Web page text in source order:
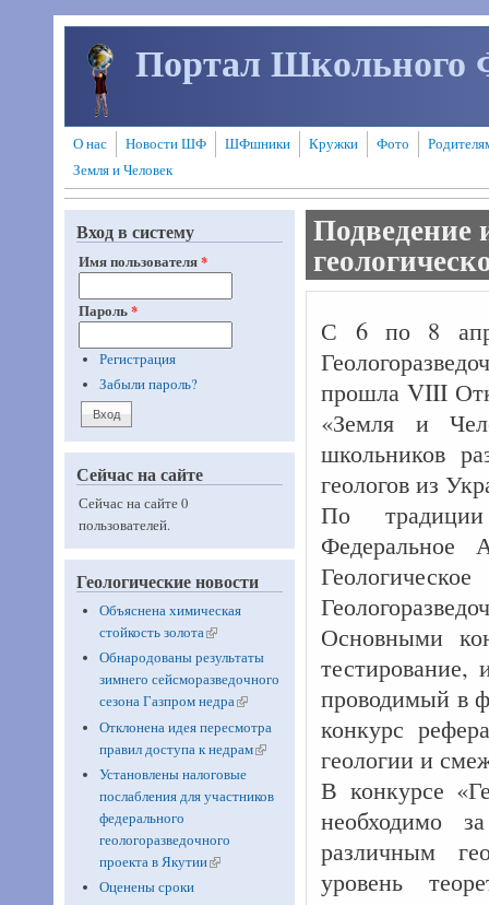
Перейти к основному содержанию
Портал Школьного
О нас Новости ШФ ШФшники Кружки Фото
Земля и Человек
Вход в систему
Имя пользователя*
Пароль*
Регистрация
Забыли пароль?
Сейчас на сайте
Сейчас на сайте 0
пользователей.
Геологические новости
Объяснена химическая
стойкость золота(link is external)
Обнародованы результаты
зимнего сейсморазведочного
сезона Газпром недра(link is
external)
Отклонена идея пересмотра
правил доступа к недрам(link is
Установлены налоговые
послабления для участников
федерального
геологоразведочного
проекта в Якутии(link is
Оценены сроки
Подведение
С 6 по 8
прошла VIII
«Земля и
школьников
геологов из
По
Федеральное
Основными
тестирование,
проводимый в
конкурс
геологии и
В конкурсе
необходимо
различным
уровень